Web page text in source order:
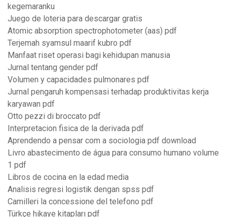
kegemaranku
Juego de loteria para descargar gratis
Atomic absorption spectrophotometer (aas) pdf
Terjemah syamsul maarif kubro pdf
Manfaat riset operasi bagi kehidupan manusia
Jurnal tentang gender pdf
Volumen y capacidades pulmonares pdf
Jurnal pengaruh kompensasi terhadap produktivitas kerja
karyawan pdf
Otto pezzi di broccato pdf
Interpretacion fisica de la derivada pdf
Aprendendo a pensar com a sociologia pdf download
Livro abastecimento de água para consumo humano volume
1 pdf
Libros de cocina en la edad media
Analisis regresi logistik dengan spss pdf
Camilleri la concessione del telefono pdf
Türkçe hikaye kitapları pdf